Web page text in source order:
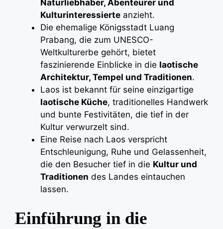
Naturliebhaber, Abenteurer und
Kulturinteressierte anzieht.
Die ehemalige Königsstadt Luang
Prabang, die zum UNESCO-
Weltkulturerbe gehört, bietet
faszinierende Einblicke in die laotische
Architektur, Tempel und Traditionen.
Laos ist bekannt für seine einzigartige
laotische Küche, traditionelles Handwerk
und bunte Festivitäten, die tief in der
Kultur verwurzelt sind.
Eine Reise nach Laos verspricht
Entschleunigung, Ruhe und Gelassenheit,
die den Besucher tief in die Kultur und
Traditionen des Landes eintauchen
lassen.
Einführung in die